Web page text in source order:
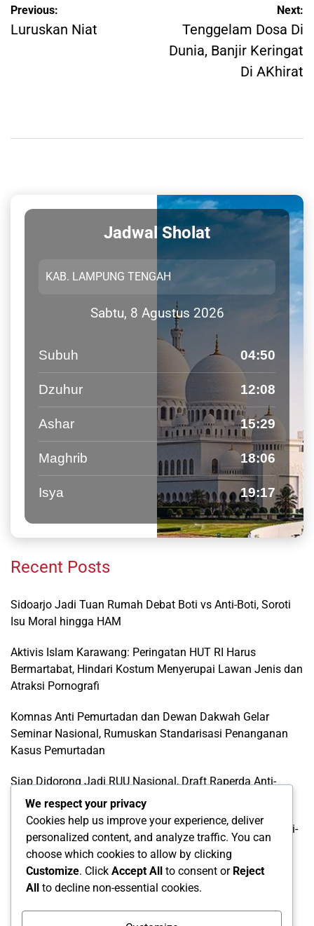
Post
navigation
Previous:
Luruskan Niat
Next:
Tenggelam Dosa Di
Dunia, Banjir Keringat
Di AKhirat
Jadwal Sholat
Sabtu, 8 Agustus 2026
Subuh 04:50
Dzuhur 12:08
Ashar 15:29
Maghrib 18:06
Isya 19:17
Recent Posts
Sidoarjo Jadi Tuan Rumah Debat Boti vs Anti-Boti, Soroti
Isu Moral hingga HAM
Aktivis Islam Karawang: Peringatan HUT RI Harus
Bermartabat, Hindari Kostum Menyerupai Lawan Jenis dan
Atraksi Pornografi
Komnas Anti Pemurtadan dan Dewan Dakwah Gelar
Seminar Nasional, Rumuskan Standarisasi Penanganan
Kasus Pemurtadan
Siap Didorong Jadi RUU Nasional, Draft Raperda Anti-
LGBTQ+ Karawang Diterima Ust. Roinul Balad
Wujud Kontribusi Karawang: Cetuskan Draft Raperda Anti-
L68TQ+ Hingga Tingkat Pusat
Categories
We respect your privacy
Cookies help us improve your experience, deliver
personalized content, and analyze traffic. You can
choose which cookies to allow by clicking
Customize. Click Accept All to consent or Reject
All to decline non-essential cookies.